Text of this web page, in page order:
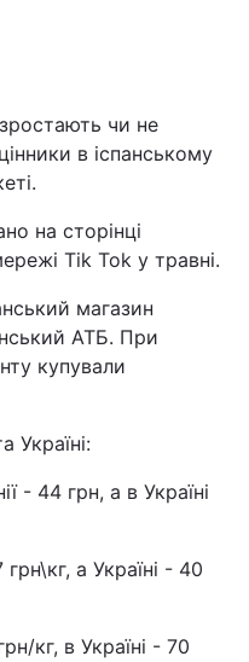
зростають чи не
в іспанському
на сторінці
Tik Tok у травні.
магазин
АТБ. При
купували
Україні:
- 44 грн, а в Україні
грн\кг, а Україні - 40
кг, в Україні - 70